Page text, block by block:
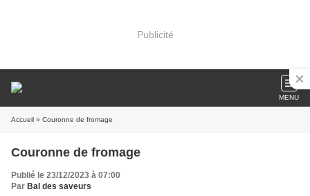
Publicité
MENU
Accueil » Couronne de fromage
Couronne de fromage
Publié le 23/12/2023 à 07:00
Par Bal des saveurs